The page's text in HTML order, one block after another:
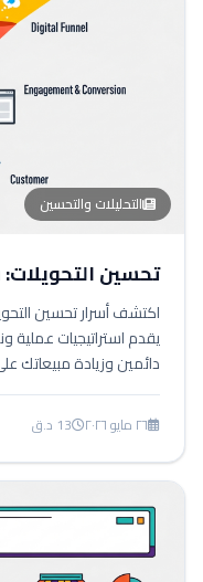
التحليلات والتحسين
تحسين
اكتشف أسرار تحسين
يقدم استراتيجيات عملية
دائمين وزيادة مبيعاتك
٢٦ مايو ٢٠٢٦ 13 د.ق